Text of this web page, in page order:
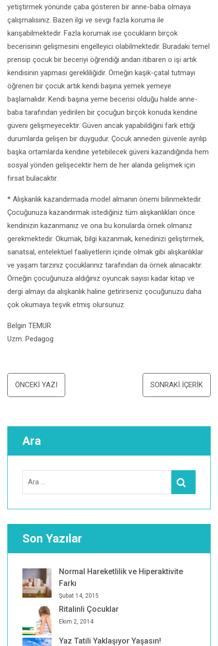
yetiştirmek yönünde çaba gösteren bir anne-baba olmaya
çalışmalısınız. Bazen ilgi ve sevgi fazla koruma ile
karışabilmektedir. Fazla korumak ise çocukların birçok
becerisinin gelişmesini engelleyici olabilmektedir. Buradaki temel
prensip çocuk bir beceriyi öğrendiği andan itibaren o işi artık
kendisinin yapması gerekliliğidir. Örneğin kaşık-çatal tutmayı
öğrenen bir çocuk artık kendi başına yemek yemeye
başlamalıdır. Kendi başına yeme becerisi olduğu halde anne-
baba tarafından yedirilen bir çocuğun birçok konuda kendine
güveni gelişmeyecektir. Güven ancak yapabildiğini fark ettiği
durumlarda gelişen bir duygudur. Çocuk anneden güvenle ayrılıp
başka ortamlarda kendine yetebilecek güveni kazandığında hem
sosyal yönden gelişecektir hem de her alanda gelişmek için
fırsat bulacaktır.
* Alışkanlık kazandırmada model almanın önemi bilinmektedir.
Çocuğunuza kazandırmak istediğiniz tüm alışkanlıkları önce
kendinizin kazanmanız ve ona bu konularda örnek olmanız
gerekmektedir. Okumak, bilgi kazanmak, kenedinizi geliştirmek,
sanatsal, entelektüel faaliyetlerin içinde olmak gibi alışkanlıklar
ve yaşam tarzınız çocuklarınız tarafından da örnek alınacaktır.
Örneğin çocuğunuza aldığınız oyuncak sayısı kadar kitap ve
dergi almayı da alışkanlık haline getirirseniz çocuğunuzu daha
çok okumaya teşvik etmiş olursunuz.
Belgin TEMUR
Uzm. Pedagog
Yazı
dolaşımı
ÖNCEKI YAZI SONRAKI İÇERIK
Ara
Ara
Son Yazılar
Normal Hareketlilik ve Hiperaktivite
Farkı
Şubat 14, 2015
Ritalinli Çocuklar
Ekim 2, 2014
Yaz Tatili Yaklaşıyor Yaşasın!